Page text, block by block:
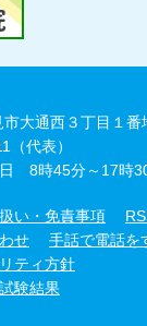
大通西３丁目１番
代表）
8時45分～17時
い・免責事項
せ
手話で電話を
ティ方針
験結果